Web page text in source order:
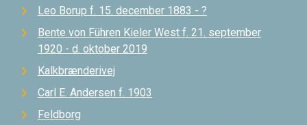
Leo Borup f. 15. december 1883 - ?
Bente von Führen Kieler West f. 21. september
1920 - d. oktober 2019
Kalkbrænderivej
Carl E. Andersen f. 1903
Feldborg